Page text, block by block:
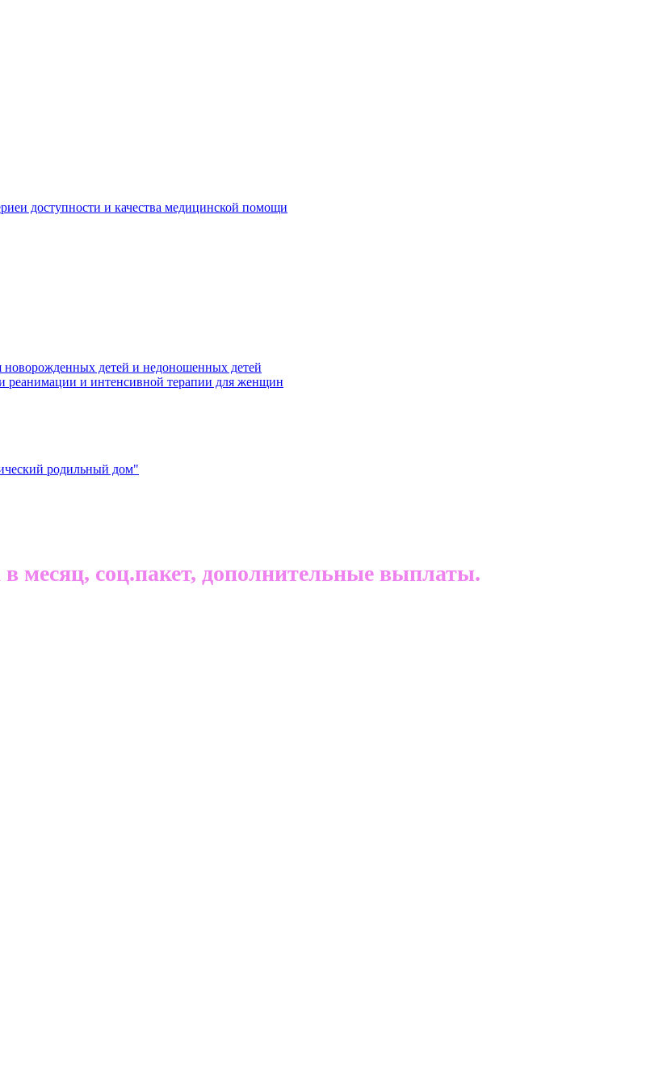
доступности и качества медицинской помощи
детей и недоношенных детей
реанимации и интенсивной терапии для женщин
родильный дом"
месяц, соц.пакет, дополнительные выплаты.